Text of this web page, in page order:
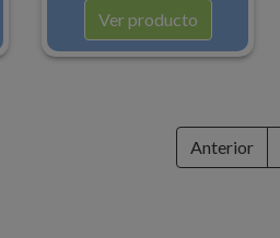
Ver producto
Anterior